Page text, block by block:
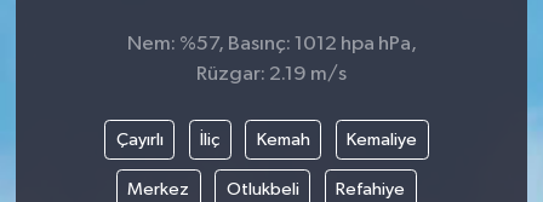
Nem: %57, Basınç: 1012 hpa hPa,
Rüzgar: 2.19 m/s
Çayırlı İliç Kemah Kemaliye
Merkez Otlukbeli Refahiye